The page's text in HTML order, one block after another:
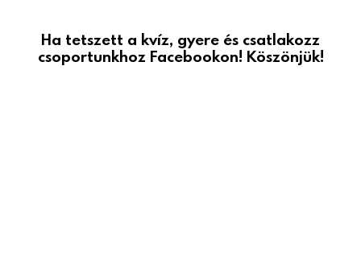
Ha tetszett a kvíz, gyere és csatlakozz
csoportunkhoz Facebookon! Köszönjük!